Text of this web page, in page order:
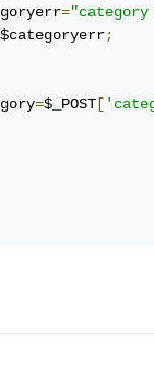
=
$categoryerr
;
=$_POST [